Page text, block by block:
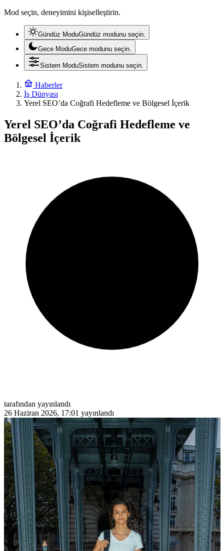
Mod seçin, deneyimini kişiselleştirin.
Gündüz ModuGündüz modunu seçin.
Gece ModuGece modunu seçin.
Sistem ModuSistem modunu seçin.
Haberler
İş Dünyası
Yerel SEO’da Coğrafi Hedefleme ve Bölgesel İçerik
Yerel SEO’da Coğrafi Hedefleme ve
Bölgesel İçerik
tarafından yayınlandı
26 Haziran 2026, 17:01 yayınlandı